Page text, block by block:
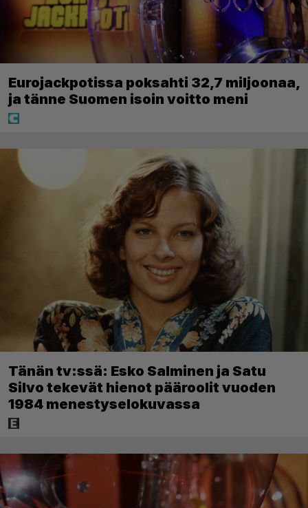
Eurojackpotissa poksahti 32,7 miljoonaa,
ja tänne Suomen isoin voitto meni
Tänän tv:ssä: Esko Salminen ja Satu
Silvo tekevät hienot pääroolit vuoden
1984 menestyselokuvassa